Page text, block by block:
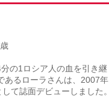
の1ロシア人の血を引き継
あるローラさんは、2007年
て誌面デビューしました。